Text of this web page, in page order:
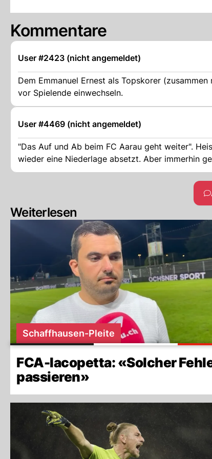
Kommentare
User #2423 (nicht angemeldet)
Dem Emmanuel Ernest als Topskorer
vor Spielende einwechseln.
User #4469 (nicht angemeldet)
"Das Auf und Ab beim FC Aarau geht weiter".
wieder eine Niederlage absetzt. Aber immerhin
Weiterlesen
Schaffhausen-Pleite
FCA-Iacopetta: «Solcher
passieren»